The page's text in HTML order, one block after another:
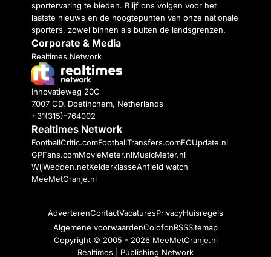
sportervaring te bieden. Blijf ons volgen voor het
laatste nieuws en de hoogtepunten van onze nationale
sporters, zowel binnen als buiten de landsgrenzen.
Corporate & Media
Realtimes Network
Innovatieweg 20C
7007 CD, Doetinchem, Netherlands
+31(315)-764002
Realtimes Network
FootballCritic.comFootballTransfers.comFCUpdate.nl
GPFans.comMovieMeter.nlMusicMeter.nl
WijWedden.netKelderklasseAnfield watch
MeeMetOranje.nl
AdverterenContactVacaturesPrivacyHuisregels
Algemene voorwaardenColofonRSSSitemap
Copyright © 2005 - 2026 MeeMetOranje.nl
Realtimes | Publishing Network